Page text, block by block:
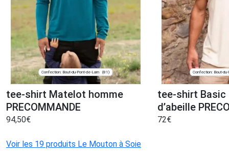
Confection: Bout-du-Pont-de-Larn (81)
tee-shirt Matelot homme
PRECOMMANDE
94,50€
Confection: Bout-du-
tee-shirt Basic
d’abeille
72€
Voir les 19 produits Le Mouton à Soie